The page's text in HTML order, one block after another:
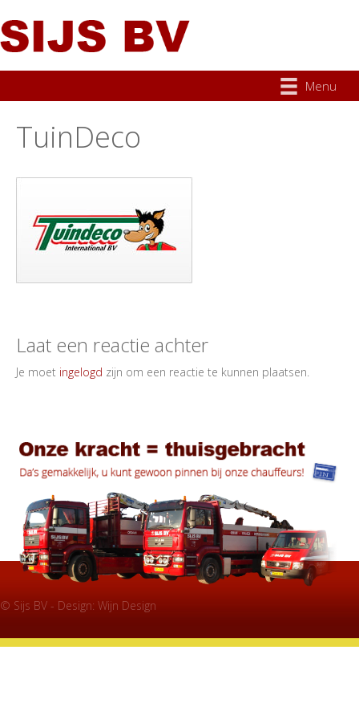
Menu
TuinDeco
Laat een reactie achter
Je moet ingelogd zijn om een reactie te kunnen plaatsen.
© Sijs BV - Design: Wijn Design